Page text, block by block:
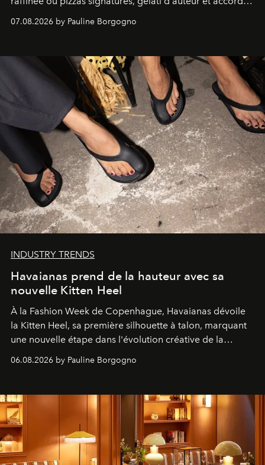
d'exception composent un véritable voyage sensoriel.
07.08.2026 by Pauline Borgogno
INDUSTRY TRENDS
Havaianas prend de la hauteur avec sa
nouvelle Kitten Heel
À la Fashion Week de Copenhague, Havaianas dévoile
la Kitten Heel, sa première silhouette à talon, marquant
une nouvelle étape dans l'évolution créative de la
06.08.2026 by Pauline Borgogno